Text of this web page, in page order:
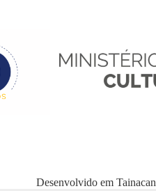
Desenvolvido em Tainacan